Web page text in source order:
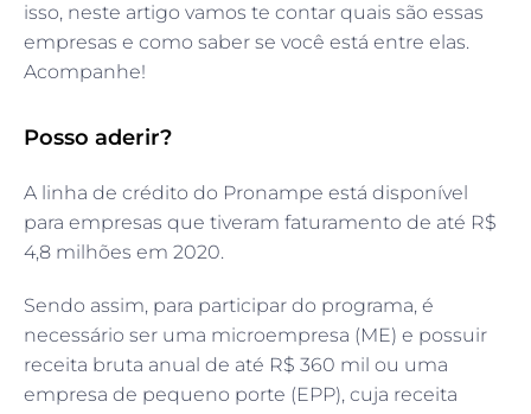
isso, neste artigo vamos te contar quais são essas
empresas e como saber se você está entre elas.
Acompanhe!
Posso aderir?
A linha de crédito do Pronampe está disponível
para empresas que tiveram faturamento de até R$
4,8 milhões em 2020.
Sendo assim, para participar do programa, é
necessário ser uma microempresa (ME) e possuir
receita bruta anual de até R$ 360 mil ou uma
empresa de pequeno porte (EPP), cuja receita